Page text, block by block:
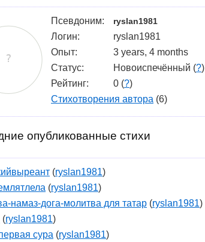
Псевдоним: ryslan1981
Логин:
ryslan1981
Опыт:
3 years, 4 months
Статус:
Новоиспечённый (?)
Рейтинг:
0 (?)
Стихотворения автора (6)
опубликованные стихи
(ryslan1981)
(ryslan1981)
намаз-дога-молитва для татар (ryslan1981)
(ryslan1981)
сура (ryslan1981)